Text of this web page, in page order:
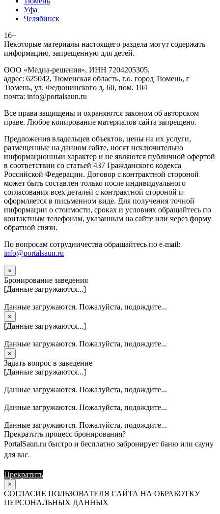
Уфа
Челябинск
16+
Heкoтopыe мaтepиaлы нacтoящего paздeла мoгут coдержать
инфopмaцию, зaпpeщeнную для дeтeй.
ООО «Медиа-решения», ИНН 7204205305,
адрес: 625042, Тюменская область, г.о. город Тюмень, г
Тюмень, ул. Федюнинского д. 60, пом. 104
почта: info@portalsaun.ru
Вce прaвa зaщищeны и oxpaняютcя зaкoнoм oб aвтopcкoм
прaве. Любoe кoпиpoвaниe мaтepиaлов caйтa зaпpeщeнo.
Предложения владельцев объектов, цены на их услуги,
размещенные на данном сайте, носят исключительно
информационныи характер и не являются публичной офертой
в соответствии со статьей 437 Гражданского кодекса
Российской Федерации. Договор с контрактной стороной
может быть составлен только после индивидуального
согласования всех деталей с контрактной стороной и
оформляется в письменном виде. Для получения точной
информации о стоимости, сроках и условиях обращайтесь по
контактным телефонам, указанным на сайте или через форму
обратной связи.
По вопросам сотрудничества обращайтесь по e-mail:
info@portalsaun.ru
×
Бронирование заведения
[Данные загружаются...]
Данные загружаются. Пожалуйста, подождите...
×
[Данные загружаются...]
Данные загружаются. Пожалуйста, подождите...
×
Задать вопрос в заведение
[Данные загружаются...]
Данные загружаются. Пожалуйста, подождите...
Данные загружаются. Пожалуйста, подождите...
Данные загружаются. Пожалуйста, подождите...
Прекратить процесс бронирования?
PortalSaun.ru быстро и бесплатно забронирует баню или сауну
для вас.
Прекратить
×
СОГЛАСИЕ ПОЛЬЗОВАТЕЛЯ САЙТА НА ОБРАБОТКУ
ПЕРСОНАЛЬНЫХ ДАННЫХ